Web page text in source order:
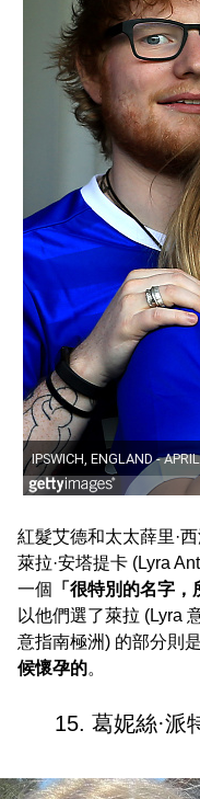
紅髮艾德和太太薛里·
萊拉·安塔提卡 (Lyra
一個 「很特別的名字
以他們選了萊拉 (Lyra
意指南極洲) 的部分則是
候懷孕的。
15. 葛妮絲·派